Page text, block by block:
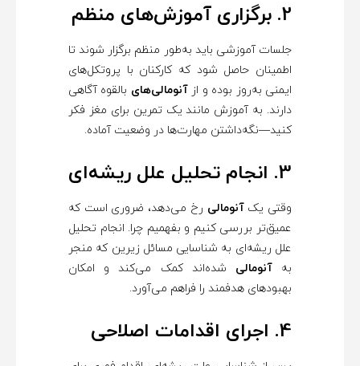
2. برگزاری آموزش‌های منظم
جلسات آموزشی باید به‌طور منظم برگزار شوند تا
اطمینان حاصل شود که کارکنان با پروتکل‌های
ایمنی به‌روز بوده و ازآنومالی‌های بالقوه آگاهی
دارند. به آموزش مانند یک تمرین برای مغز فکر
کنید—نگه‌داشتن مهارت‌ها در وضعیت آماده.
3. انجام تحلیل علل ریشه‌ای
وقتی یکآنومالی رخ می‌دهد، ضروری است که
عمیق‌تر بررسی کنیم و بفهمیم چرا. انجام تحلیل
علل ریشه‌ای به شناسایی مسائل زیرین که منجر
بهآنومالی شده‌اند کمک می‌کند و امکان
بهبودهای هدفمند را فراهم می‌آورد.
4. اجرای اقدامات اصلاحی